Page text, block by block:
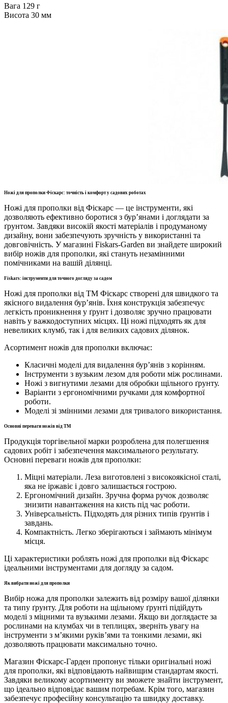
Вага 129 г
Висота 30 мм
Ножі для прополки Фіскарс: точність і комфорт у садових роботах
Ножі для прополки від Фіскарс — це інструменти, які
дозволяють ефективно боротися з бур’янами і доглядати за
ґрунтом. Завдяки високій якості матеріалів і продуманому
дизайну, вони забезпечують зручність у використанні та
довговічність. У магазині Fiskars-Garden ви знайдете широкий
вибір ножів для прополки, які стануть незамінними
помічниками на вашій ділянці.
Fiskars: інструменти для точного догляду за садом
Ножі для прополки від ТМ Фіскарс створені для швидкого та
якісного видалення бур’янів. Їхня конструкція забезпечує
легкість проникнення у ґрунт і дозволяє зручно працювати
навіть у важкодоступних місцях. Ці ножі підходять як для
невеликих клумб, так і для великих садових ділянок.
Асортимент ножів для прополки включає:
Класичні моделі для видалення бур’янів з корінням.
Інструменти з вузьким лезом для роботи між рослинами.
Ножі з вигнутими лезами для обробки щільного ґрунту.
Варіанти з ергономічними ручками для комфортної
роботи.
Моделі зі змінними лезами для тривалого використання.
Основні переваги ножів від ТМ
Продукція торгівельної марки розроблена для полегшення
садових робіт і забезпечення максимального результату.
Основні переваги ножів для прополки:
Міцні матеріали. Леза виготовлені з високоякісної сталі,
яка не іржавіє і довго залишається гострою.
Ергономічний дизайн. Зручна форма ручок дозволяє
знизити навантаження на кисть під час роботи.
Універсальність. Підходять для різних типів ґрунтів і
завдань.
Компактність. Легко зберігаються і займають мінімум
місця.
Ці характеристики роблять ножі для прополки від Фіскарс
ідеальними інструментами для догляду за садом.
Як вибрати ножі для прополки
Вибір ножа для прополки залежить від розміру вашої ділянки
та типу ґрунту. Для роботи на щільному ґрунті підійдуть
моделі з міцними та вузькими лезами. Якщо ви доглядаєте за
рослинами на клумбах чи в теплицях, зверніть увагу на
інструменти з м’якими руків’ями та тонкими лезами, які
дозволяють працювати максимально точно.
Магазин Фіскарс-Гарден пропонує тільки оригінальні ножі
для прополки, які відповідають найвищим стандартам якості.
Завдяки великому асортименту ви зможете знайти інструмент,
що ідеально відповідає вашим потребам. Крім того, магазин
забезпечує професійну консультацію та швидку доставку.